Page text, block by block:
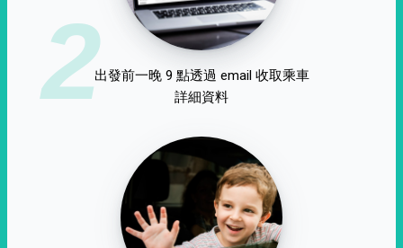
2出發前一晚 9 點透過 email 收取乘車
詳細資料